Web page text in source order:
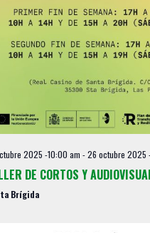
2025 -10:00 am -26 octubre 2025
DE CORTOS Y
Brígida